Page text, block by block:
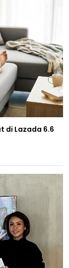
di Lazada 6.6